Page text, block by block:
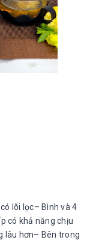
lõi lọc– Bình và 4
có khả năng chịu
lâu hơn– Bên trong